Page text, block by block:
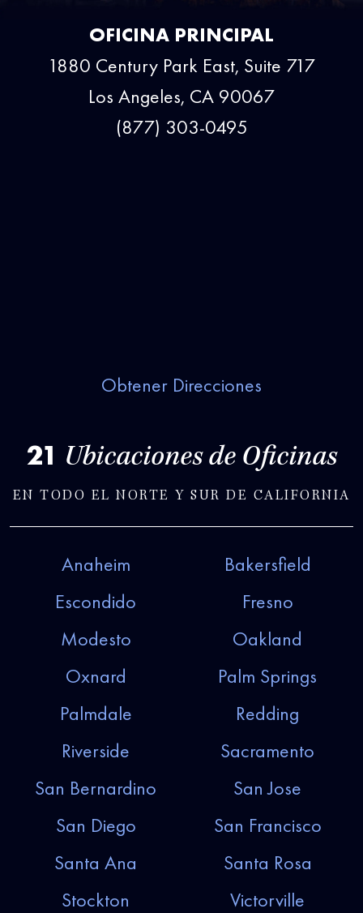
OFICINA PRINCIPAL
1880 Century Park East, Suite 717
Los Angeles, CA 90067
(877) 303-0495
Obtener Direcciones
21 Ubicaciones de Oficinas
EN TODO EL NORTE Y SUR DE CALIFORNIA
Anaheim
Bakersfield
Escondido
Fresno
Modesto
Oakland
Oxnard
Palm Springs
Palmdale
Redding
Riverside
Sacramento
San Bernardino
San Jose
San Diego
San Francisco
Santa Ana
Santa Rosa
Stockton
Victorville